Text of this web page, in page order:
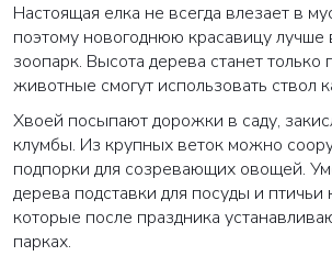
Настоящая елка не всегда влезает в
поэтому новогоднюю красавицу лучше
зоопарк. Высота дерева станет
животные смогут использовать ствол
Хвоей посыпают дорожки в саду,
клумбы. Из крупных веток можно
подпорки для созревающих овощей.
дерева подставки для посуды и птичьи
которые после праздника
парках.